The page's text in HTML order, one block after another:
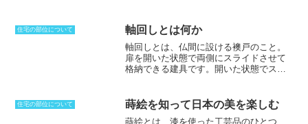
て、登り梁は地震力等も負担。登り梁は
梁の一部が高くなり構造上不安定になる
場合があるため、他の部分に水平部材を
入れることもある。
指します。一般的には、洗面台と鏡が設置されており、個室になって
いることが多いです。「トイレット」という言葉は、どちらの意味で
使用されるかは文脈によって異なります。例えば、「公共トイレ」と
言った場合は、「便所、お手洗い」の意味で使用されています。「ホ
テルの洗面所」と言った場合は、「化粧室、洗面所」の意味で使用さ
住宅の部位について 軸回しとは何か
軸回しとは、仏間に設ける襖戸のこと。
扉を開いた状態で両側にスライドさせて
格納できる建具です。開いた状態でスラ
えるでしょう。扉角の洋のレールを敷か
なければならないため、 ある程度の幅も
住宅の部位について 蒔絵を知って日本の美を楽しむ
蒔絵とは、漆を使った工芸品のひとつ